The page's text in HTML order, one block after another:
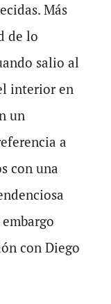
Más
de lo
salio al
interior en
un
a
con una
con Diego